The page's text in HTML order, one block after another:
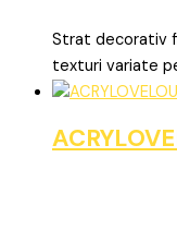
Strat decorativ
texturi variate